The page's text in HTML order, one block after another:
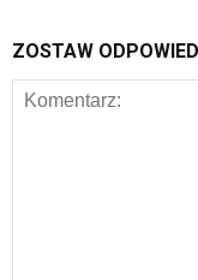
ZOSTAW